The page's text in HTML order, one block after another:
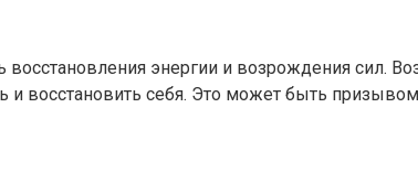
энергии и возрождения сил.
и восстановить себя. Это может быть